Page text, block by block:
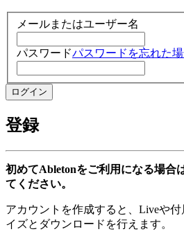
メールまたはユーザー名
パスワードパスワードを忘れた
登録
初めてAbletonをご利用になる場合
てください。
アカウントを作成すると、Liveや
イズとダウンロードを行えます。